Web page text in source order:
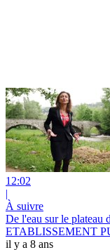
12:02
|
À suivre
De l'eau sur le plateau
ETABLISSEMENT
il y a 8 ans